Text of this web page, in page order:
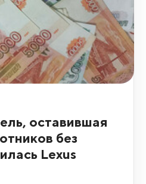
оставившая
без
Lexus